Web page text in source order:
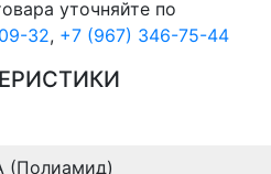
уточняйте по
32, +7 (967) 346-75-44
(Полиамид)